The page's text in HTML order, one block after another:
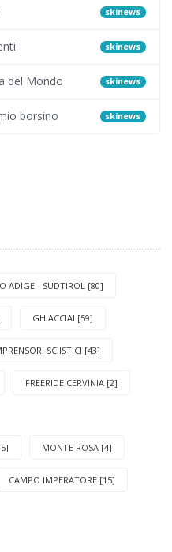
skinews
skinews
del Mondo skinews
borsino skinews
ADIGE - SUDTIROL [80]
GHIACCIAI [59]
SCIISTICI [43]
FREERIDE CERVINIA [2]
MONTE ROSA [4]
CAMPO IMPERATORE [15]